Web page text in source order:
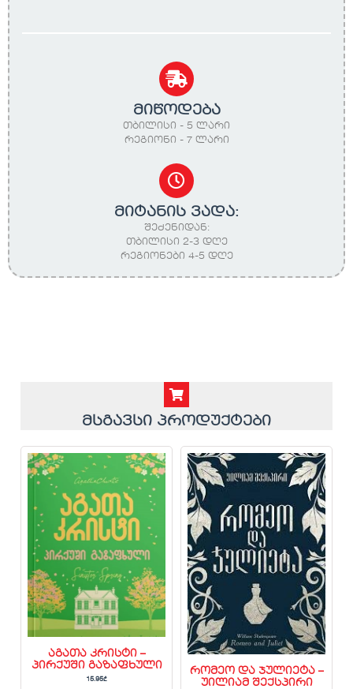
მიწოდება
თბილისი - 5 ლარი
რეგიონი - 7 ლარი
მიტანის ვადა:
შეძენიდან:
თბილისი 2-3 დღე
რეგიონები 4-5 დღე
მსგავსი პროდუქტები
აგათა კრისტი –
პირქუში გაზაფხული
15.95₾
რომეო და ჯულიეტა –
უილიამ შექსპირი